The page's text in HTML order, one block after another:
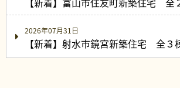
2026年07月31日
【新着】射水市鏡宮新築住宅 全３